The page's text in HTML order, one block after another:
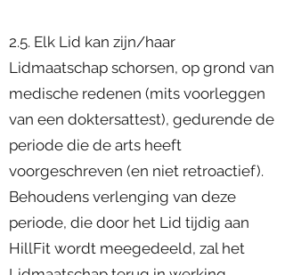
2.5. Elk Lid kan zijn/haar
Lidmaatschap schorsen, op grond van
medische redenen (mits voorleggen
van een doktersattest), gedurende de
periode die de arts heeft
voorgeschreven (en niet retroactief).
Behoudens verlenging van deze
periode, die door het Lid tijdig aan
HillFit wordt meegedeeld, zal het